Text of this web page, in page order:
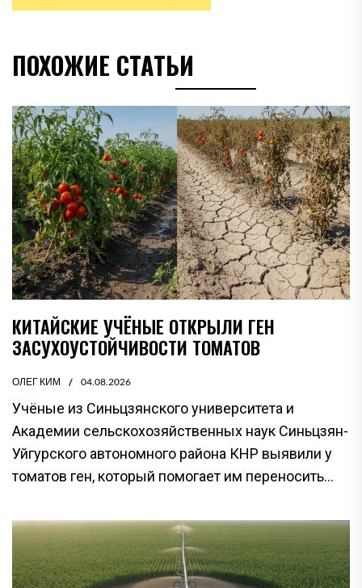
ПОХОЖИЕ СТАТЬИ
КИТАЙСКИЕ УЧЁНЫЕ ОТКРЫЛИ ГЕН
ЗАСУХОУСТОЙЧИВОСТИ ТОМАТОВ
ОЛЕГ КИМ 04.08.2026
Учёные из Синьцзянского университета и
Академии сельскохозяйственных наук Синьцзян-
Уйгурского автономного района КНР выявили у
томатов ген, который помогает им переносить...